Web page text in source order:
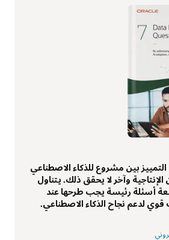
بين مشروع للذكاء الاصطناعي
وآخر لا يحقق ذلك. يتناول
أسئلة رئيسة يجب طرحها عند
لدعم نجاح الذكاء الاصطناعي.